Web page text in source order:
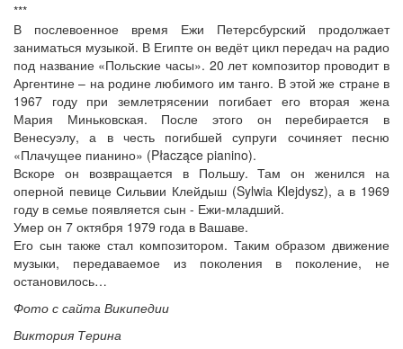
***
В послевоенное время Ежи Петерсбурский продолжает
заниматься музыкой. В Египте он ведёт цикл передач на радио
под название «Польские часы». 20 лет композитор проводит в
Аргентине – на родине любимого им танго. В этой же стране в
1967 году при землетрясении погибает его вторая жена
Мария Миньковская. После этого он перебирается в
Венесуэлу, а в честь погибшей супруги сочиняет песню
«Плачущее пианино» (Płaczące pianino).
Вскоре он возвращается в Польшу. Там он женился на
оперной певице Сильвии Клейдыш (Sylwiа Klejdysz), а в 1969
году в семье появляется сын - Ежи-младший.
Умер он 7 октября 1979 года в Вашаве.
Его сын также стал композитором. Таким образом движение
музыки, передаваемое из поколения в поколение, не
остановилось…
Фото с сайта Википедии
Виктория Терина